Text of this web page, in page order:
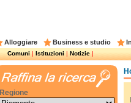
Alloggiare Business e studio
Comuni|Istituzioni|Notizie|
Regione